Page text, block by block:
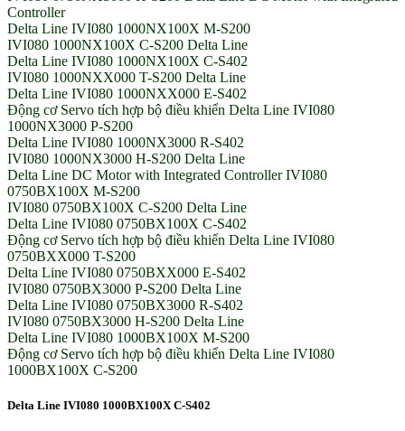
Controller
Delta Line IVI080 1000NX100X M-S200
IVI080 1000NX100X C-S200 Delta Line
Delta Line IVI080 1000NX100X C-S402
IVI080 1000NXX000 T-S200 Delta Line
Delta Line IVI080 1000NXX000 E-S402
Động cơ Servo tích hợp bộ điều khiển Delta Line IVI080
1000NX3000 P-S200
Delta Line IVI080 1000NX3000 R-S402
IVI080 1000NX3000 H-S200 Delta Line
Delta Line DC Motor with Integrated Controller IVI080
0750BX100X M-S200
IVI080 0750BX100X C-S200 Delta Line
Delta Line IVI080 0750BX100X C-S402
Động cơ Servo tích hợp bộ điều khiển Delta Line IVI080
0750BXX000 T-S200
Delta Line IVI080 0750BXX000 E-S402
IVI080 0750BX3000 P-S200 Delta Line
Delta Line IVI080 0750BX3000 R-S402
IVI080 0750BX3000 H-S200 Delta Line
Delta Line IVI080 1000BX100X M-S200
Động cơ Servo tích hợp bộ điều khiển Delta Line IVI080
1000BX100X C-S200
Delta Line IVI080 1000BX100X C-S402